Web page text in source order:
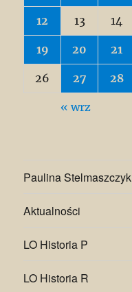
12 13 14
19 20 21
26 27 28
« wrz
Paulina Stelmaszczyk
Aktualności
LO Historia P
LO Historia R